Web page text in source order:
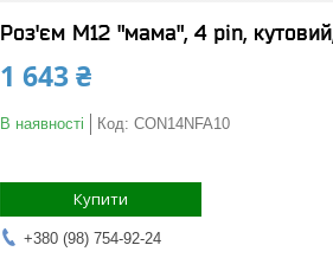
Роз'єм M12 "мама", 4 pin,
1 643 ₴
В наявності Код: CON14NFA10
Купити
+380 (98) 754-92-24